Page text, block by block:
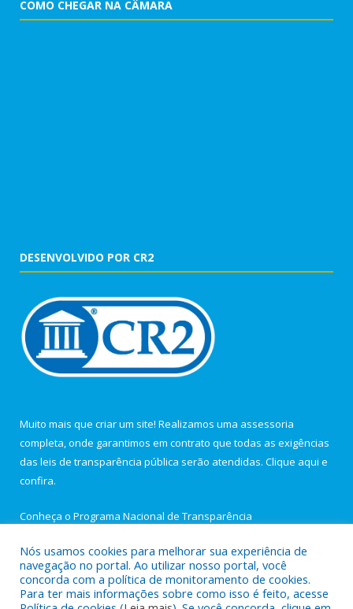
COMO CHEGAR NA CÂMARA
DESENVOLVIDO POR CR2
Muito mais que criar um site! Realizamos uma assessoria
completa, onde garantimos em contrato que todas as exigências
das leis de transparência pública serão atendidas. Clique aqui e
confira.
Conheça o Programa Nacional de Transparência
Todos os direitos reservados a Câmara Municipal de Igarapé-
Nós usamos cookies para melhorar sua experiência de
navegação no portal. Ao utilizar nosso portal, você
concorda com a política de monitoramento de cookies.
Para ter mais informações sobre como isso é feito, acesse